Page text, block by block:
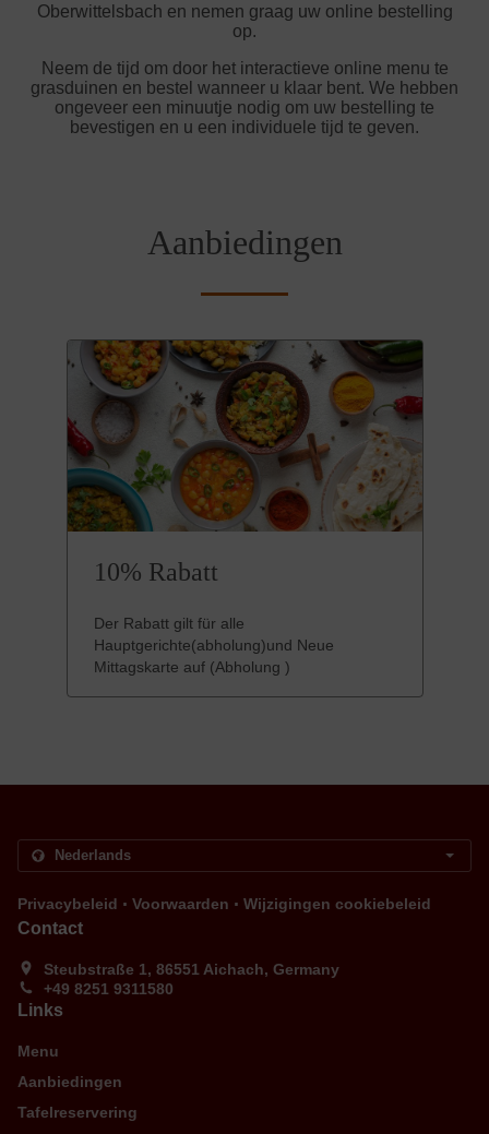
Oberwittelsbach en nemen graag uw online bestelling
op.
Neem de tijd om door het interactieve online menu te
grasduinen en bestel wanneer u klaar bent. We hebben
ongeveer een minuutje nodig om uw bestelling te
bevestigen en u een individuele tijd te geven.
Aanbiedingen
10% Rabatt
Der Rabatt gilt für alle
Hauptgerichte(abholung)und Neue
Mittagskarte auf (Abholung )
Privacybeleid . Voorwaarden . Wijzigingen cookiebeleid
Contact
Steubstraße 1, 86551 Aichach, Germany
+49 8251 9311580
Links
Menu
Aanbiedingen
Tafelreservering